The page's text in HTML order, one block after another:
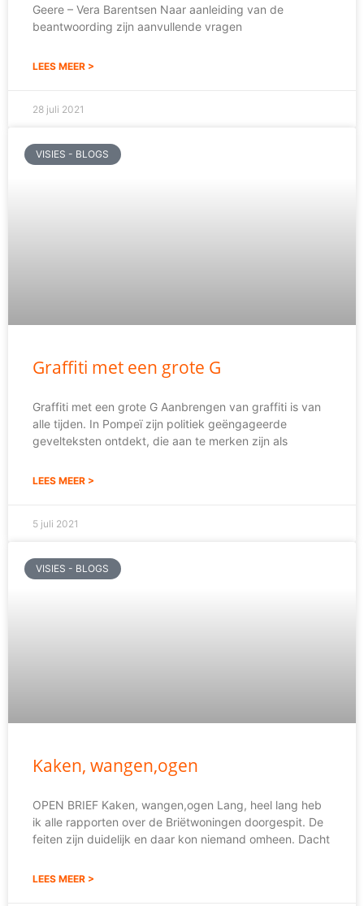
Geere – Vera Barentsen Naar aanleiding van de
beantwoording zijn aanvullende vragen
LEES MEER >
28 juli 2021
VISIES - BLOGS
Graffiti met een grote G
Graffiti met een grote G Aanbrengen van graffiti is van
alle tijden. In Pompeï zijn politiek geëngageerde
gevelteksten ontdekt, die aan te merken zijn als
LEES MEER >
5 juli 2021
VISIES - BLOGS
Kaken, wangen,ogen
OPEN BRIEF Kaken, wangen,ogen Lang, heel lang heb
ik alle rapporten over de Briëtwoningen doorgespit. De
feiten zijn duidelijk en daar kon niemand omheen. Dacht
LEES MEER >